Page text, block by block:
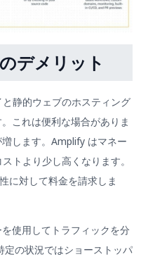
デメリット
静的ウェブのホスティング
これは便利な場合がありま
します。Amplify はマネー
トより少し高くなります。
に対して料金を請求しま
使用してトラフィックを分
の状況ではショーストッパ